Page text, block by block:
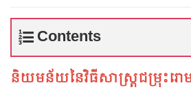
Contents
និយមន័យនៃវិធីសាស្រ្តជម្រុះ​រោ